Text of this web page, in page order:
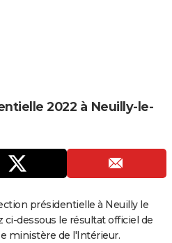
2022 à Neuilly-le-
présidentielle à Neuilly le
dessous le résultat officiel de
ministère de l'Intérieur.